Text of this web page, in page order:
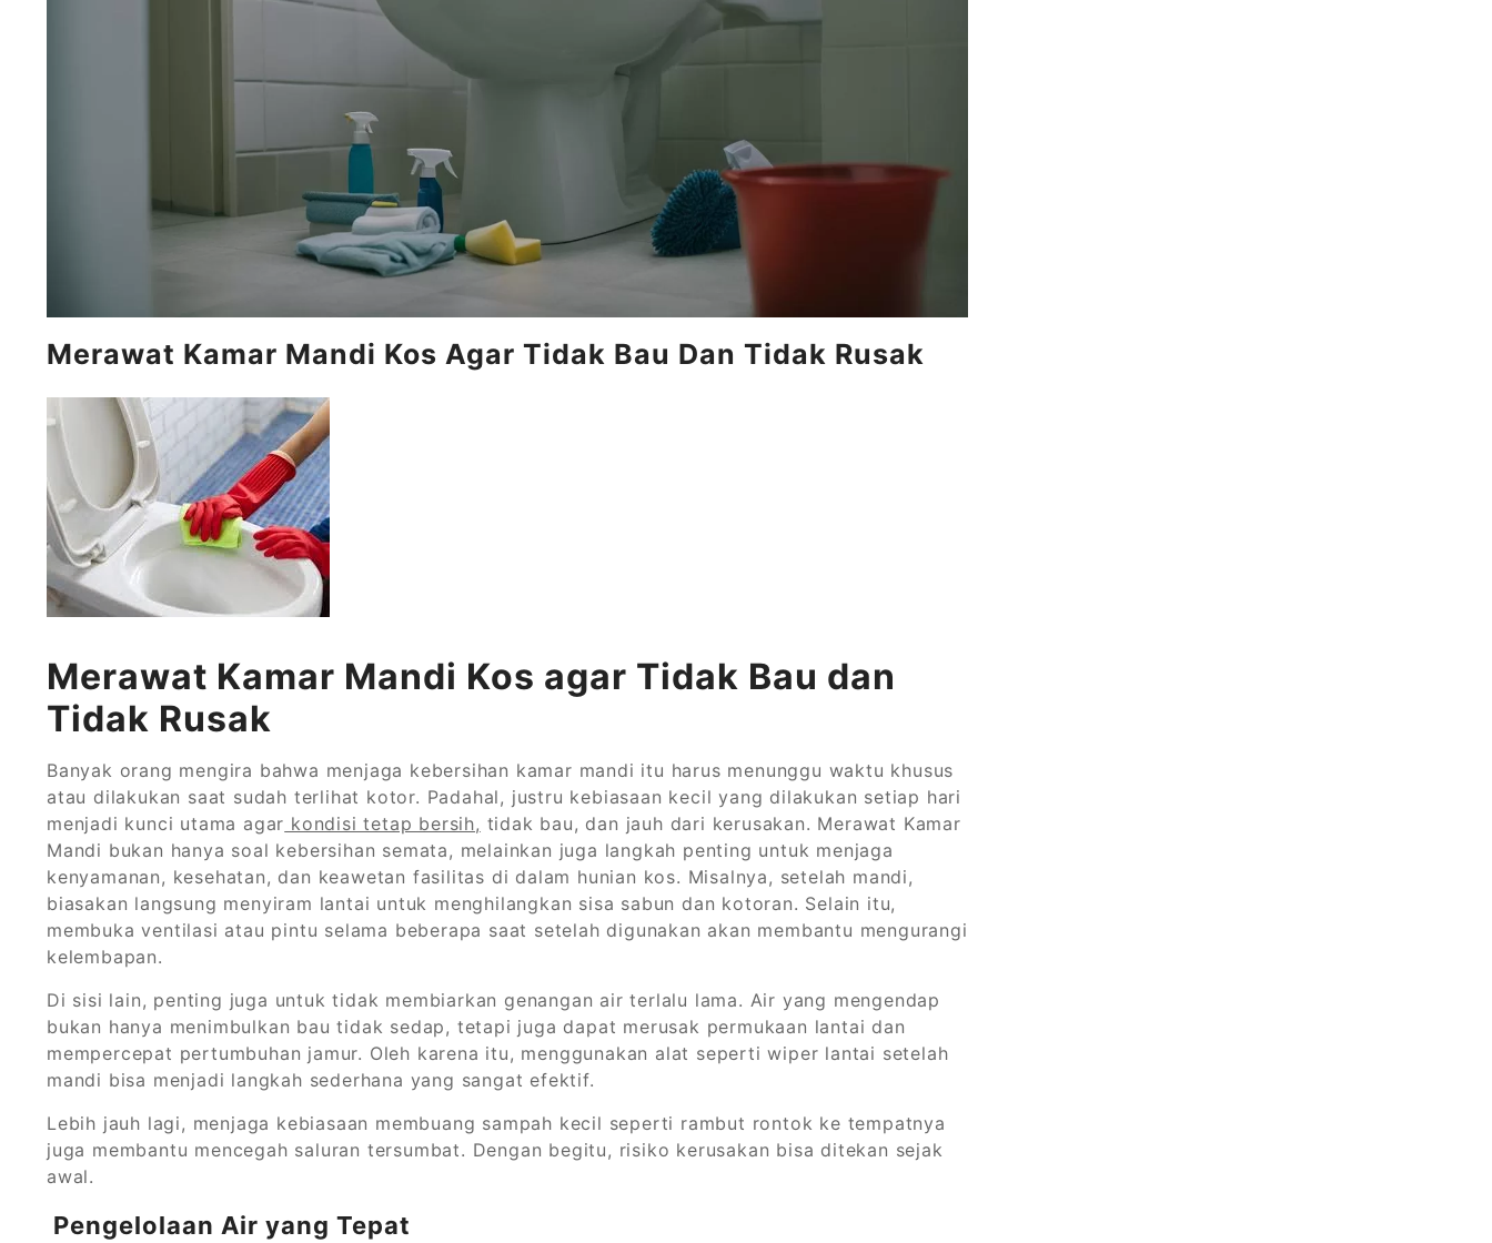
Merawat Kamar Mandi Kos Agar Tidak Bau Dan Tidak Rusak
Merawat Kamar Mandi Kos agar Tidak Bau dan
Tidak Rusak
Banyak orang mengira bahwa menjaga kebersihan kamar mandi itu harus menunggu waktu khusus
atau dilakukan saat sudah terlihat kotor. Padahal, justru kebiasaan kecil yang dilakukan setiap hari
menjadi kunci utama agar kondisi tetap bersih, tidak bau, dan jauh dari kerusakan. Merawat Kamar
Mandi bukan hanya soal kebersihan semata, melainkan juga langkah penting untuk menjaga
kenyamanan, kesehatan, dan keawetan fasilitas di dalam hunian kos. Misalnya, setelah mandi,
biasakan langsung menyiram lantai untuk menghilangkan sisa sabun dan kotoran. Selain itu,
membuka ventilasi atau pintu selama beberapa saat setelah digunakan akan membantu mengurangi
kelembapan.
Di sisi lain, penting juga untuk tidak membiarkan genangan air terlalu lama. Air yang mengendap
bukan hanya menimbulkan bau tidak sedap, tetapi juga dapat merusak permukaan lantai dan
mempercepat pertumbuhan jamur. Oleh karena itu, menggunakan alat seperti wiper lantai setelah
mandi bisa menjadi langkah sederhana yang sangat efektif.
Lebih jauh lagi, menjaga kebiasaan membuang sampah kecil seperti rambut rontok ke tempatnya
juga membantu mencegah saluran tersumbat. Dengan begitu, risiko kerusakan bisa ditekan sejak
awal.
Pengelolaan Air yang Tepat